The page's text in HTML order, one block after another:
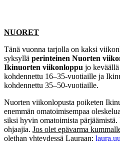
NUORET
Tänä vuonna tarjolla on kaksi
syksyllä perinteinen Nuorten
Ikinuorten viikonloppu jo
kohdennettu 16–35-vuotiaille ja
kohdennettu 35–50-vuotiaille.
Nuorten viikonlopusta poiketen
enemmän omatoimisempaa
siksi hyvin omatoimista
ohjaajia. Jos olet epävarma
olethan yhteydessä Lauraan: